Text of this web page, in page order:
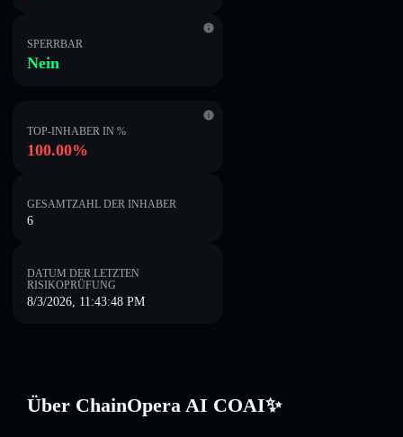
SPERRBAR
Nein
TOP-INHABER IN %
100.00%
GESAMTZAHL DER INHABER
6
DATUM DER LETZTEN
RISIKOPRÜFUNG
8/3/2026, 11:43:48 PM
Über ChainOpera AI COAI✨